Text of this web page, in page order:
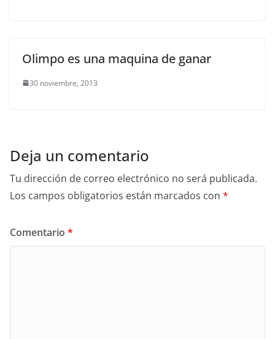
Olimpo es una maquina de ganar
30 noviembre, 2013
Deja un comentario
Tu dirección de correo electrónico no será publicada.
Los campos obligatorios están marcados con *
Comentario *